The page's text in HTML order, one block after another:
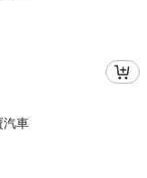
汽車